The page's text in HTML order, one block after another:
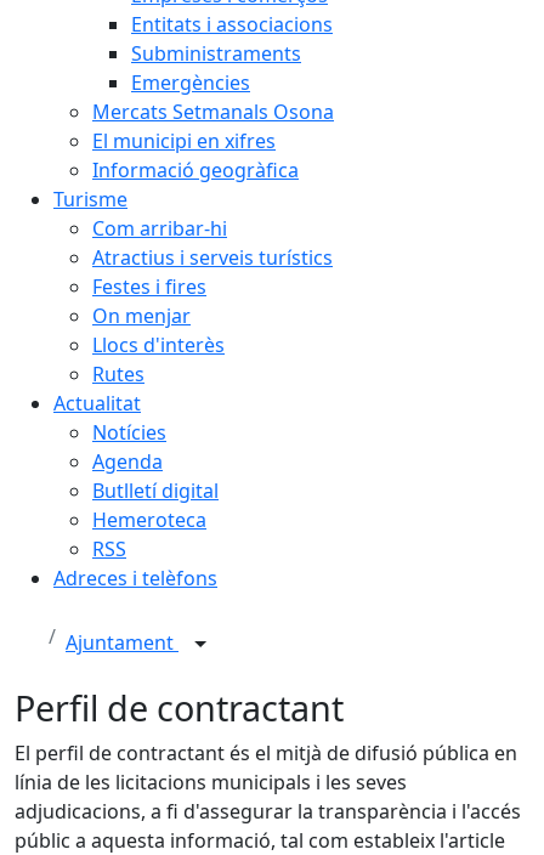
Entitats i associacions
Subministraments
Emergències
Mercats Setmanals Osona
El municipi en xifres
Informació geogràfica
Turisme
Com arribar-hi
Atractius i serveis turístics
Festes i fires
On menjar
Llocs d'interès
Rutes
Actualitat
Notícies
Agenda
Butlletí digital
Hemeroteca
RSS
Adreces i telèfons
Ajuntament
Perfil de contractant
El perfil de contractant és el mitjà de difusió pública en
línia de les licitacions municipals i les seves
adjudicacions, a fi d'assegurar la transparència i l'accés
públic a aquesta informació, tal com estableix l'article